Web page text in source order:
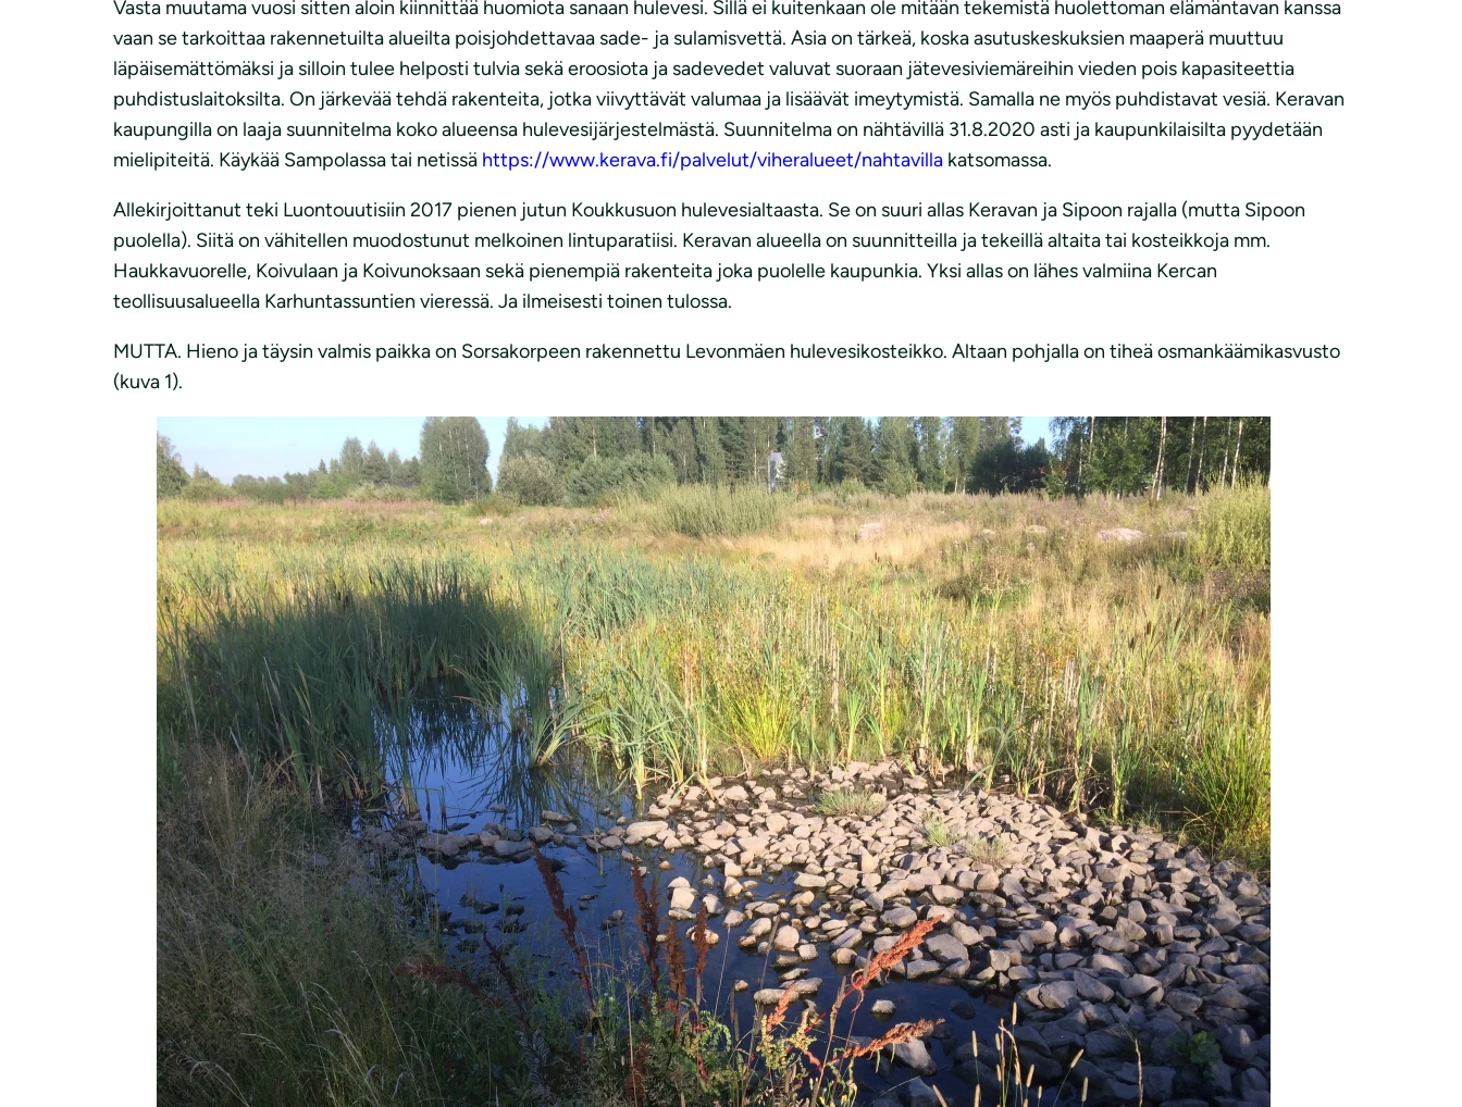
Vasta muutama vuosi sitten aloin kiinnittää huomiota sanaan hulevesi. Sillä ei kuitenkaan ole mitään tekemistä huolettoman elämäntavan kanssa
vaan se tarkoittaa rakennetuilta alueilta poisjohdettavaa sade- ja sulamisvettä. Asia on tärkeä, koska asutuskeskuksien maaperä muuttuu
läpäisemättömäksi ja silloin tulee helposti tulvia sekä eroosiota ja sadevedet valuvat suoraan jätevesiviemäreihin vieden pois kapasiteettia
puhdistuslaitoksilta. On järkevää tehdä rakenteita, jotka viivyttävät valumaa ja lisäävät imeytymistä. Samalla ne myös puhdistavat vesiä. Keravan
kaupungilla on laaja suunnitelma koko alueensa hulevesijärjestelmästä. Suunnitelma on nähtävillä 31.8.2020 asti ja kaupunkilaisilta pyydetään
mielipiteitä. Käykää Sampolassa tai netissä https://www.kerava.fi/palvelut/viheralueet/nahtavilla katsomassa.
Allekirjoittanut teki Luontouutisiin 2017 pienen jutun Koukkusuon hulevesialtaasta. Se on suuri allas Keravan ja Sipoon rajalla (mutta Sipoon
puolella). Siitä on vähitellen muodostunut melkoinen lintuparatiisi. Keravan alueella on suunnitteilla ja tekeillä altaita tai kosteikkoja mm.
Haukkavuorelle, Koivulaan ja Koivunoksaan sekä pienempiä rakenteita joka puolelle kaupunkia. Yksi allas on lähes valmiina Kercan
teollisuusalueella Karhuntassuntien vieressä. Ja ilmeisesti toinen tulossa.
MUTTA. Hieno ja täysin valmis paikka on Sorsakorpeen rakennettu Levonmäen hulevesikosteikko. Altaan pohjalla on tiheä osmankäämikasvusto
(kuva 1).